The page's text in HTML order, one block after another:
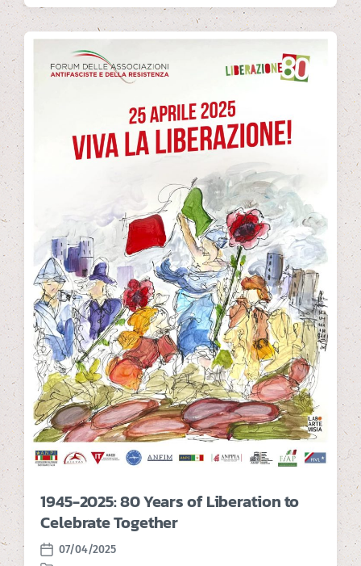
t
d
a
s
t
1945-2025: 80 Years of Liberation to
Celebrate Together
P
07/04/2025